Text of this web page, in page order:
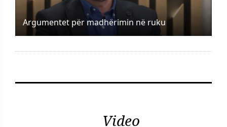
Argumentet për madhërimin në ruku
Video